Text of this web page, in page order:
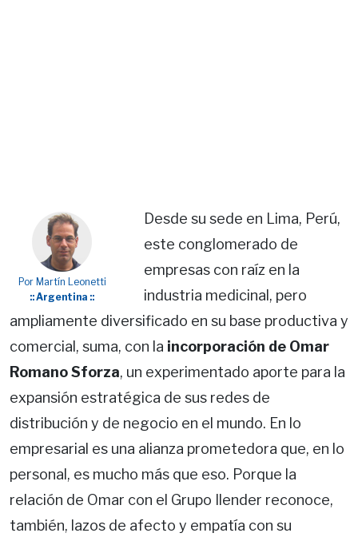
Por Martín Leonetti
:: Argentina ::
Desde su sede en Lima, Perú,
este conglomerado de
empresas con raíz en la
industria medicinal, pero
ampliamente diversificado en su base productiva y
comercial, suma, con la incorporación de Omar
Romano Sforza, un experimentado aporte para la
expansión estratégica de sus redes de
distribución y de negocio en el mundo. En lo
empresarial es una alianza prometedora que, en lo
personal, es mucho más que eso. Porque la
relación de Omar con el Grupo Ilender reconoce,
también, lazos de afecto y empatía con su